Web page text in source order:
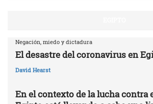
Negación, miedo y dictadura
El desastre del coronavirus en
David Hearst
En el contexto de la lucha contra